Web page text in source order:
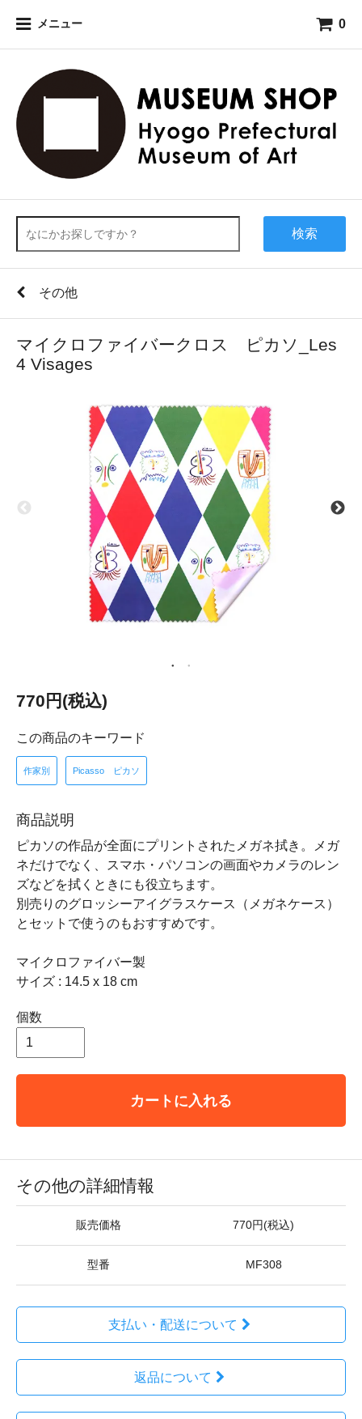
メニュー 0
検索
その他
マイクロファイバークロス ピカソ_Les
4 Visages
770円(税込)
この商品のキーワード
作家別 Picasso ピカソ
商品説明
ピカソの作品が全面にプリントされたメガネ拭き。メガ
ネだけでなく、スマホ・パソコンの画面やカメラのレン
ズなどを拭くときにも役立ちます。
別売りのグロッシーアイグラスケース（メガネケース）
とセットで使うのもおすすめです。
マイクロファイバー製
サイズ : 14.5 x 18 cm
個数
カートに入れる
その他の詳細情報
販売価格 770円(税込)
型番 MF308
支払い・配送について
返品について